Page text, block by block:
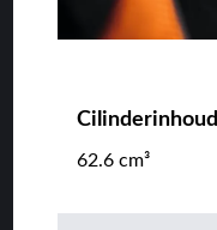
Cilinderinhoud
62.6 cm³